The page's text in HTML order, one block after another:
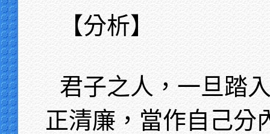
【分析】
君子之人，一旦踏
正清廉，當作自己分